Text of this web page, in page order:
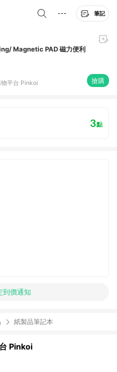
筆記
Magnetic PAD 磁力便利
平台 Pinkoi 搶購
3點
到價通知
紙製品筆記本
Pinkoi